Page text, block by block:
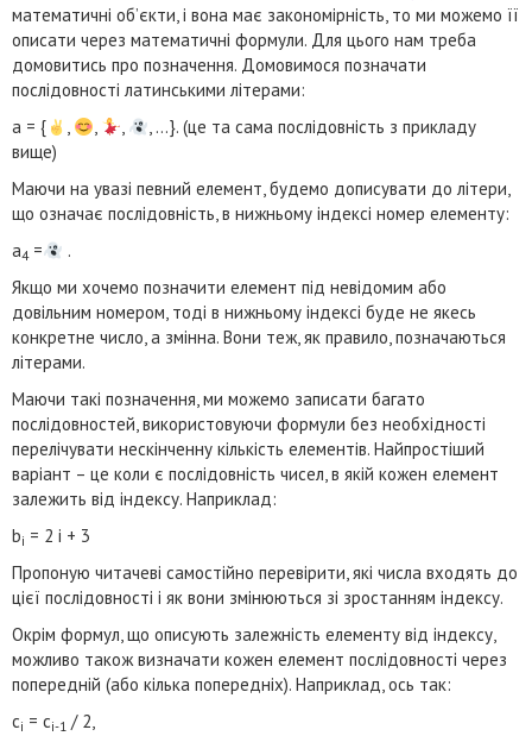
математичні об’єкти, і вона має закономірність, то ми можемо її
описати через математичні формули. Для цього нам треба
домовитись про позначення. Домовимося позначати
послідовності латинськими літерами:
a = {
, , ,
, …}. (це та сама послідовність з прикладу
вище)
Маючи на увазі певний елемент, будемо дописувати до літери,
що означає послідовність, в нижньому індексі номер елементу:
a4 =
.
Якщо ми хочемо позначити елемент під невідомим або
довільним номером, тоді в нижньому індексі буде не якесь
конкретне число, а змінна. Вони теж, як правило, позначаються
літерами.
Маючи такі позначення, ми можемо записати багато
послідовностей, використовуючи формули без необхідності
перелічувати нескінченну кількість елементів. Найпростіший
варіант – це коли є послідовність чисел, в якій кожен елемент
залежить від індексу. Наприклад:
bi = 2 i + 3
Пропоную читачеві самостійно перевірити, які числа входять до
цієї послідовності і як вони змінюються зі зростанням індексу.
Окрім формул, що описують залежність елементу від індексу,
можливо також визначати кожен елемент послідовності через
попередній (або кілька попередніх). Наприклад, ось так:
ci = ci-1 / 2,